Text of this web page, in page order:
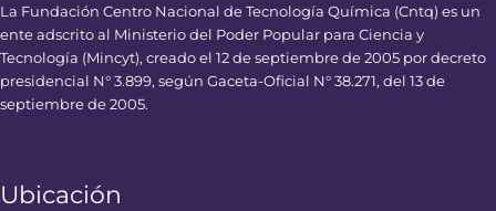
La Fundación Centro Nacional de Tecnología Química (Cntq) es un
ente adscrito al Ministerio del Poder Popular para Ciencia y
Tecnología (Mincyt), creado el 12 de septiembre de 2005 por decreto
presidencial N° 3.899, según Gaceta-Oficial N° 38.271, del 13 de
septiembre de 2005.
Ubicación